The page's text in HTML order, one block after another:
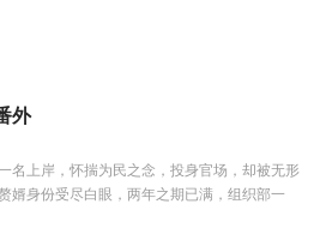
外
名上岸，怀揣为民之念，投身官场，却被无形
婿身份受尽白眼，两年之期已满，组织部一